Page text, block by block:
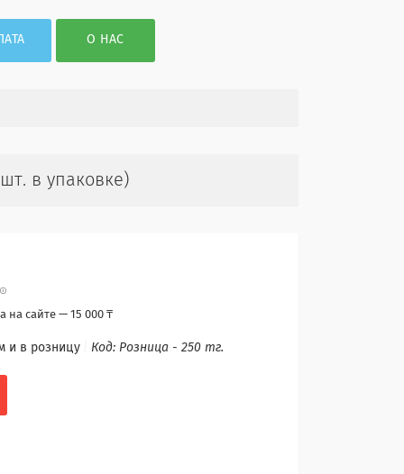
О НАС
в упаковке)
на сайте — 15 000 ₸
и в розницу Код: Розница - 250 тг.